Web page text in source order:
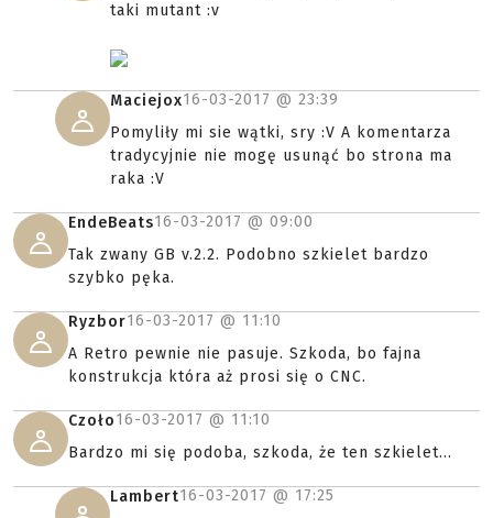
taki mutant :v
Maciejox16-03-2017 @ 23:39
Pomyliły mi sie wątki, sry :V A komentarza
tradycyjnie nie mogę usunąć bo strona ma
raka :V
EndeBeats16-03-2017 @ 09:00
Tak zwany GB v.2.2. Podobno szkielet bardzo
szybko pęka.
Ryzbor16-03-2017 @ 11:10
A Retro pewnie nie pasuje. Szkoda, bo fajna
konstrukcja która aż prosi się o CNC.
Czoło16-03-2017 @ 11:10
Bardzo mi się podoba, szkoda, że ten szkielet...
Lambert16-03-2017 @ 17:25